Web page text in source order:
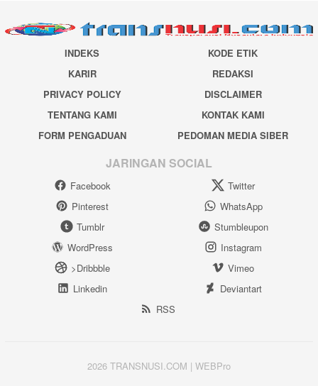
INDEKS
KODE ETIK
KARIR
REDAKSI
PRIVACY POLICY
DISCLAIMER
TENTANG KAMI
KONTAK KAMI
FORM PENGADUAN
PEDOMAN MEDIA SIBER
JARINGAN SOCIAL
Facebook
Twitter
Pinterest
WhatsApp
Tumblr
Stumbleupon
WordPress
Instagram
>Dribbble
Vimeo
Linkedin
Deviantart
RSS
2026 TRANSNUSI.COM | WEBPro